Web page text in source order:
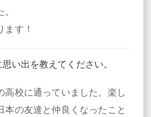
ます！
い出を教えてください。
高校に通っていました。楽し
本の友達と仲良くなったこと